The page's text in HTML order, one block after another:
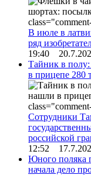
В июле в
ряд
19:40
Тайник в полу:
в прицепе 280
Сотрудники
российской
12:52
Юного поляка
начала дело